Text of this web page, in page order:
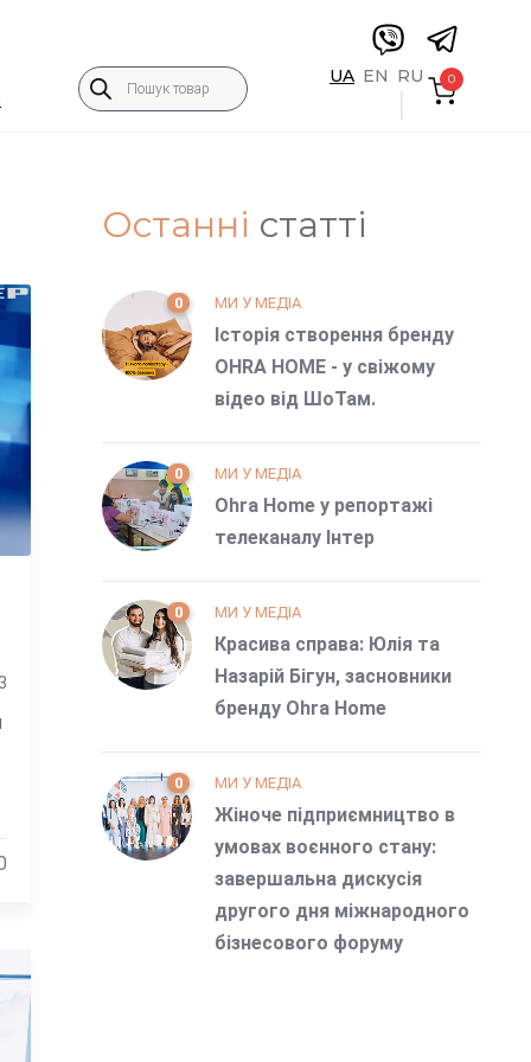
Пошук
товарів
UA EN RU 0
Останні статті
0 МИ У МЕДІА
Історія створення бренду
OHRA HOME - у свіжому
відео від ШоТам.
0 МИ У МЕДІА
Ohra Home у репортажі
телеканалу Інтер
0 МИ У МЕДІА
Красива справа: Юлія та
Назарій Бігун, засновники
бренду Ohra Home
0 МИ У МЕДІА
Жіноче підприємництво в
умовах воєнного стану:
завершальна дискусія
другого дня міжнародного
бізнесового форуму